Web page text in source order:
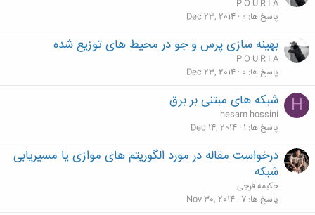
P O U R I A
پاسخ ها 0
Dec 23, 2014
بهینه سازی پرس و جو در محیط های توزیع شده
P O U R I A
پاسخ ها 0
Dec 23, 2014
H شبکه های مبتنی بر برق
hesam hossini
پاسخ ها 1
Dec 14, 2014
درخواست مقاله در مورد الگوریتم های موازی یا مسیریابی
شبکه
حکیمه فرجی
پاسخ ها 7
Nov 30, 2014